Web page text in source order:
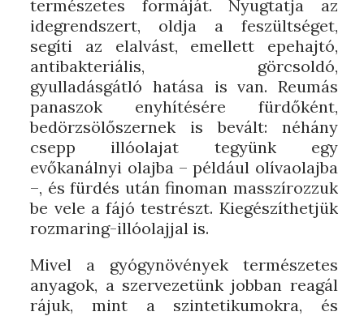
természetes formáját. Nyugtatja az
idegrendszert, oldja a feszültséget,
segíti az elalvást, emellett epehajtó,
antibakteriális, görcsoldó,
gyulladásgátló hatása is van. Reumás
panaszok enyhítésére fürdőként,
bedörzsölőszernek is bevált: néhány
csepp illóolajat tegyünk egy
evőkanálnyi olajba – például olívaolajba
–, és fürdés után finoman masszírozzuk
be vele a fájó testrészt. Kiegészíthetjük
rozmaring-illóolajjal is.
Mivel a gyógynövények természetes
anyagok, a szervezetünk jobban reagál
rájuk, mint a szintetikumokra, és